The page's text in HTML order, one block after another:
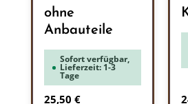
ohne
Anbauteile
Sofort verfügbar,
Lieferzeit: 1-3
Tage
Regulärer Preis:
25,50 €